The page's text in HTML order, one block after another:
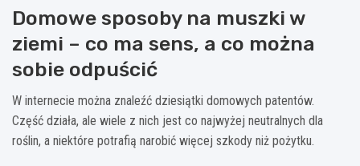
Domowe sposoby na muszki w
ziemi – co ma sens, a co można
sobie odpuścić
W internecie można znaleźć dziesiątki domowych patentów.
Część działa, ale wiele z nich jest co najwyżej neutralnych dla
roślin, a niektóre potrafią narobić więcej szkody niż pożytku.